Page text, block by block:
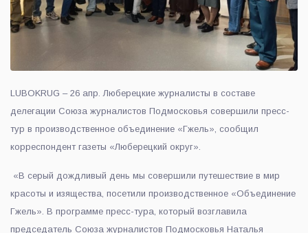
LUBOKRUG – 26 апр. Люберецкие журналисты в составе
делегации Союза журналистов Подмосковья совершили пресс-
тур в производственное объединение «Гжель», сообщил
корреспондент газеты «Люберецкий округ».
«В серый дождливый день мы совершили путешествие в мир
красоты и изящества, посетили производственное «Объединение
Гжель». В программе пресс-тура, который возглавила
председатель Союза журналистов Подмосковья Наталья